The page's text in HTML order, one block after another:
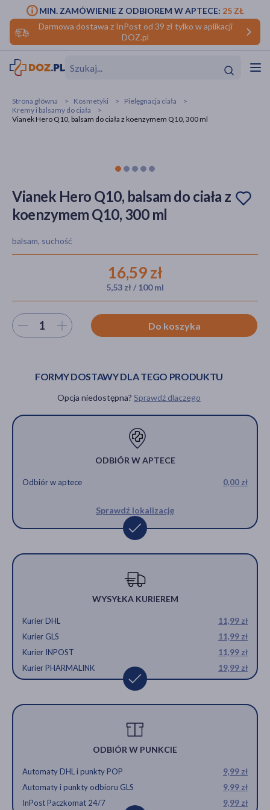
Darmowa dostawa z InPost od 39 zł tylko w aplikacji
DOZ.pl
MIN. ZAMÓWIENIE Z ODBIOREM W APTECE: 25 ZŁ
Hit
Strona główna Kosmetyki
Pielęgnacja ciała
Kremy i balsamy do ciała
Vianek Hero Q10, balsam do ciała z koenzymem Q10, 300 ml
Vianek Hero Q10, balsam do ciała z
koenzymem Q10, 300 ml
balsam, suchość
16,59 zł
5,53 zł / 100 ml
Wybierz ilość Do koszyka
FORMY DOSTAWY DLA TEGO PRODUKTU
Opcja niedostępna? Sprawdź dlaczego
ODBIÓR W APTECE
Odbiór w aptece 0,00 zł
Sprawdź lokalizację
WYSYŁKA KURIEREM
Kurier DHL
11,99 zł
Kurier GLS
11,99 zł
Kurier INPOST
11,99 zł
Kurier PHARMALINK
19,99 zł
ODBIÓR W PUNKCIE
Automaty DHL i punkty POP
9,99 zł
Automaty i punkty odbioru GLS
9,99 zł
InPost Paczkomat 24/7
9,99 zł